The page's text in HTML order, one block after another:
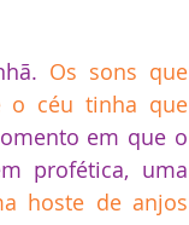
Os sons que
o céu tinha que
em que o
profética, uma
hoste de anjos